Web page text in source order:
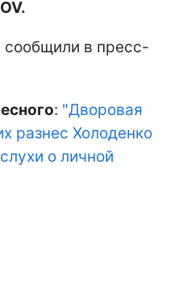
сообщили в пресс-
: "Дворовая
разнес Холоденко
о личной